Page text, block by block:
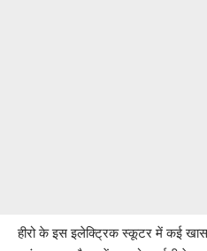
हीरो के इस इलेक्ट्रिक स्कूटर में कई खास